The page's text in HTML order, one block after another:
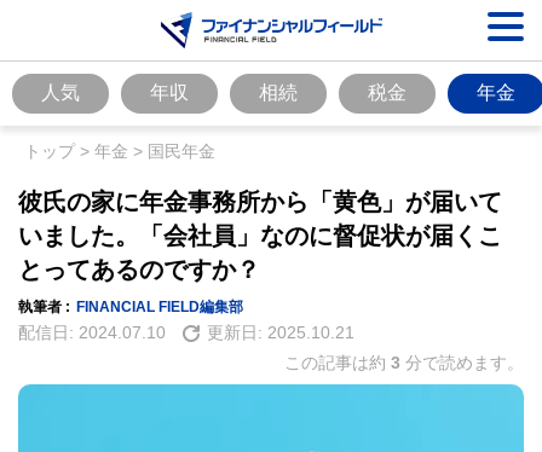
人気 年収 相続 税金 年金
トップ> 年金 > 国民年金
彼氏の家に年金事務所から「黄色」が届いて
いました。「会社員」なのに督促状が届くこ
とってあるのですか？
執筆者 : FINANCIAL FIELD編集部
配信日: 2024.07.10 更新日: 2025.10.21
この記事は約 3 分で読めます。